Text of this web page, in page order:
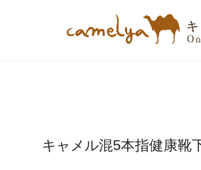
キャメル混5本指健康靴